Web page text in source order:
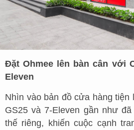
Đặt Ohmee lên bàn cân với
Eleven
Nhìn vào bản đồ cửa hàng tiện
GS25 và 7-Eleven gần như
thế riêng, khiến cuộc cạnh